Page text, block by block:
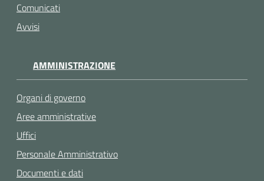
Comunicati
Avvisi
AMMINISTRAZIONE
Organi di governo
Aree amministrative
Uffici
Personale Amministrativo
Documenti e dati